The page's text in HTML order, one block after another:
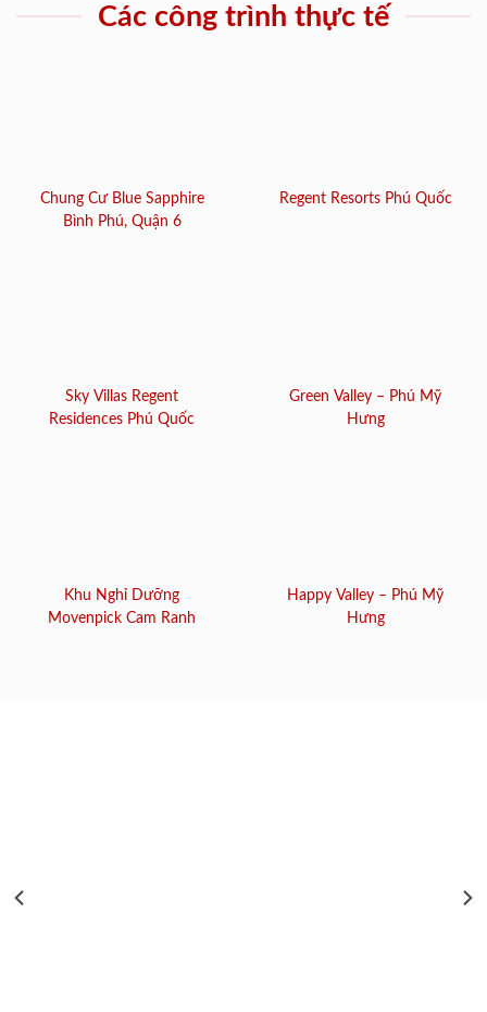
Các công trình thực tế
Chung Cư Blue Sapphire
Bình Phú, Quận 6
Regent Resorts Phú Quốc
Sky Villas Regent
Residences Phú Quốc
Green Valley – Phú Mỹ
Hưng
Khu Nghỉ Dưỡng
Movenpick Cam Ranh
Happy Valley – Phú Mỹ
Hưng